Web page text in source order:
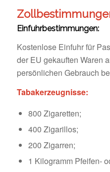
Einfuhrbestimmungen:
Kostenlose Einfuhr für
der EU gekauften Waren
persönlichen Gebrauch
Tabakerzeugnisse:
800 Zigaretten;
400 Zigarillos;
200 Zigarren;
1 Kilogramm Pfeifen-